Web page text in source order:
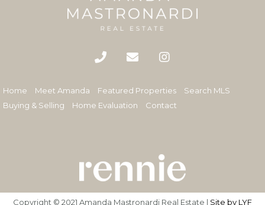
Home Meet Amanda Featured Properties
Search MLS
Buying & Selling
Home Evaluation Contact
Copyright © 2021 Amanda Mastronardi Real Estate | Site by LYF